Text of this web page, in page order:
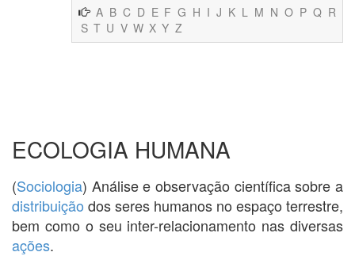
A B C D E F G H I J K L M N O P Q R
S T U V W X Y Z
ECOLOGIA HUMANA
(Sociologia) Análise e observação científica sobre a
distribuição dos seres humanos no espaço terrestre,
bem como o seu inter-relacionamento nas diversas
ações.